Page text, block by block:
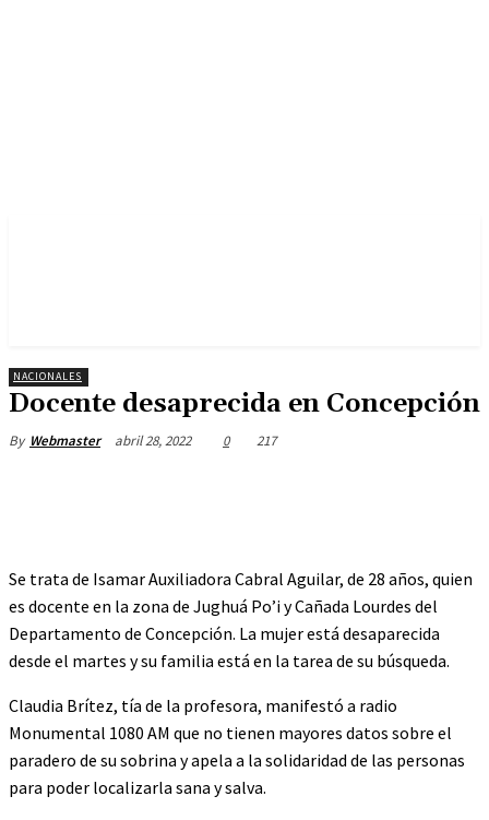
NACIONALES
Docente desaprecida en Concepción
By Webmaster abril 28, 2022 0 217
Se trata de Isamar Auxiliadora Cabral Aguilar, de 28 años, quien
es docente en la zona de Jughuá Po’i y Cañada Lourdes del
Departamento de Concepción. La mujer está desaparecida
desde el martes y su familia está en la tarea de su búsqueda.
Claudia Brítez, tía de la profesora, manifestó a radio
Monumental 1080 AM que no tienen mayores datos sobre el
paradero de su sobrina y apela a la solidaridad de las personas
para poder localizarla sana y salva.